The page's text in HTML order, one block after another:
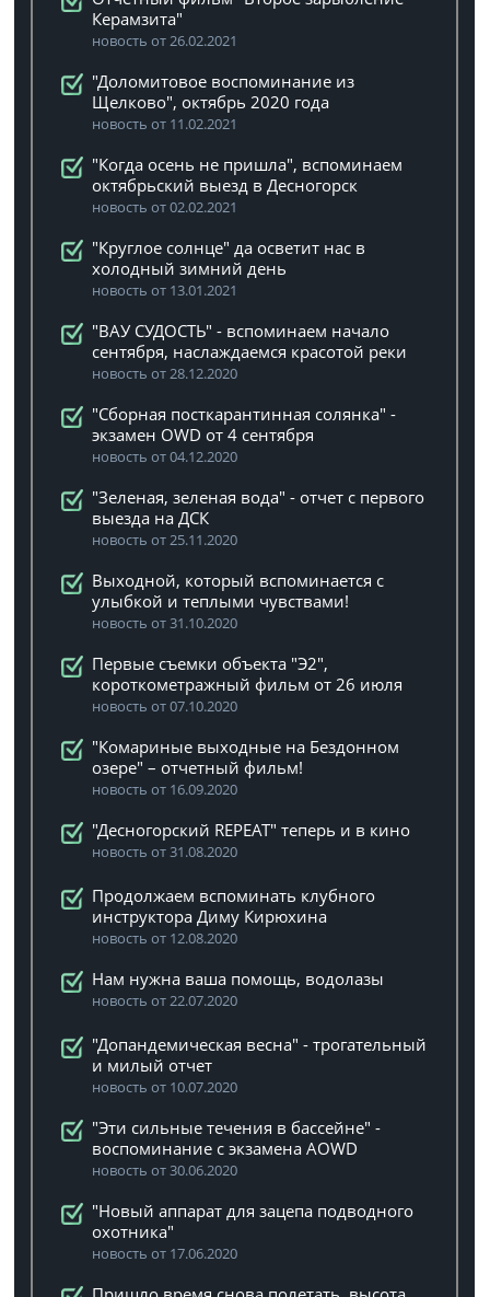
Керамзита"
новость от 26.02.2021
"Доломитовое воспоминание из
Щелково", октябрь 2020 года
новость от 11.02.2021
"Когда осень не пришла", вспоминаем
октябрьский выезд в Десногорск
новость от 02.02.2021
"Круглое солнце" да осветит нас в
холодный зимний день
новость от 13.01.2021
"ВАУ СУДОСТЬ" - вспоминаем начало
сентября, наслаждаемся красотой реки
новость от 28.12.2020
"Сборная посткарантинная солянка" -
экзамен OWD от 4 сентября
новость от 04.12.2020
"Зеленая, зеленая вода" - отчет с первого
выезда на ДСК
новость от 25.11.2020
Выходной, который вспоминается с
улыбкой и теплыми чувствами!
новость от 31.10.2020
Первые съемки объекта "Э2",
короткометражный фильм от 26 июля
новость от 07.10.2020
"Комариные выходные на Бездонном
озере" – отчетный фильм!
новость от 16.09.2020
"Десногорский REPEAT" теперь и в кино
новость от 31.08.2020
Продолжаем вспоминать клубного
инструктора Диму Кирюхина
новость от 12.08.2020
Нам нужна ваша помощь, водолазы
новость от 22.07.2020
"Допандемическая весна" - трогательный
и милый отчет
новость от 10.07.2020
"Эти сильные течения в бассейне" -
воспоминание с экзамена AOWD
новость от 30.06.2020
"Новый аппарат для зацепа подводного
охотника"
новость от 17.06.2020